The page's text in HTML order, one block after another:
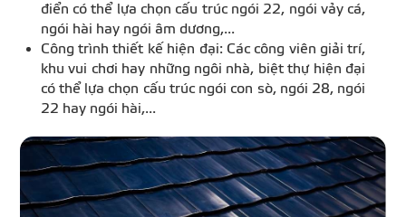
điển có thể lựa chọn cấu trúc ngói 22, ngói vảy cá,
ngói hài hay ngói âm dương,...
Công trình thiết kế hiện đại: Các công viên giải trí,
khu vui chơi hay những ngôi nhà, biệt thự hiện đại
có thể lựa chọn cấu trúc ngói con sò, ngói 28, ngói
22 hay ngói hài,...